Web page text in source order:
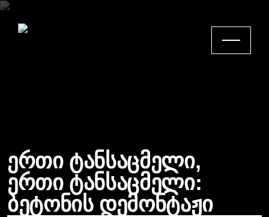
ერთი ტანსაცმელი,
ერთი ტანსაცმელი:
ბეტონის დემონტაჟი